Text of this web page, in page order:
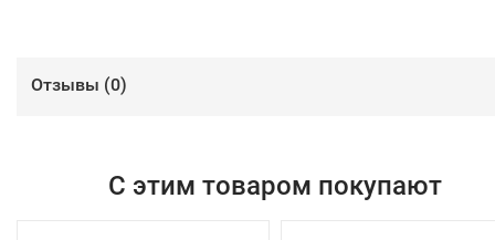
Отзывы (0)
С этим товаром покупают